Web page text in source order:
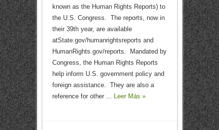
known as the Human Rights Reports) to
the U.S. Congress. The reports, now in
their 39th year, are available
atState.gov/humanrightsreports and
HumanRights.gov/reports. Mandated by
Congress, the Human Rights Reports
help inform U.S. government policy and
foreign assistance. They are also a
reference for other ... Leer Más »